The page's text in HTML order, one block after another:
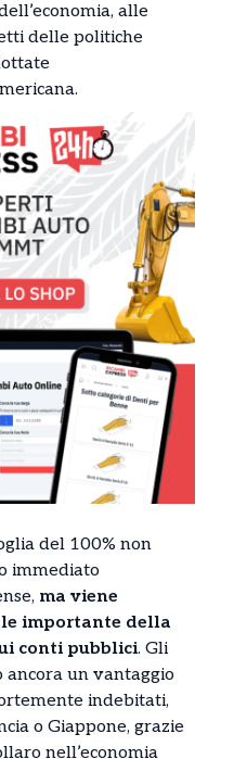
alle
delle politiche
del 100% non
immediato
ma viene
importante della
conti pubblici. Gli
un vantaggio
indebitati,
o Giappone, grazie
nell’economia